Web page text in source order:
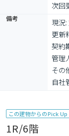
次回
備考
現況:
更新
契約
管理
その
自社
この建物からのPick Up
1R/6階